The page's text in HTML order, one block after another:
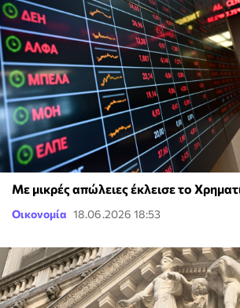
Με μικρές απώλειες έκλεισε το
Οικονομία 18.06.2026 18:53